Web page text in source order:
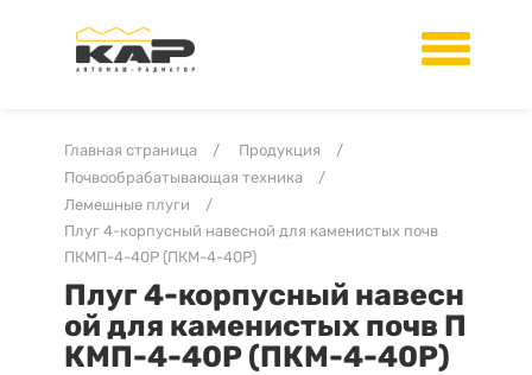
Главная страница / Продукция
/
Почвообрабатывающая техника
/
Лемешные плуги
/
Плуг 4-корпусный навесной для каменистых почв
ПКМП-4-40Р (ПКМ-4-40Р)
Плуг 4-корпусный навесн
ой для каменистых почв П
КМП-4-40Р (ПКМ-4-40Р)